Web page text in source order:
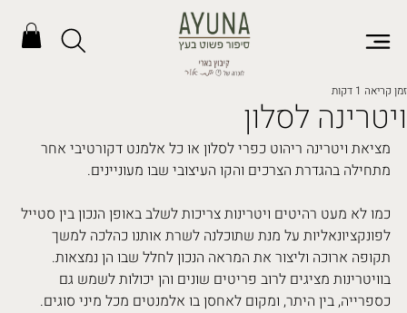
ויטרינה לסלון
זמן קריאה 1 דקות
מציאת ויטרינה ריהוט כפרי לסלון או כל אלמנט דקורטיבי אחר
מתחילה בהגדרת הצרכים והקו העיצובי שבו מעוניינים.
כמו לא מעט רהיטים ויטרינות צריכות לשלב באופן הנכון בין סטייל
לפונקציונאליות על מנת שתוכלנה לשרת אותנו כהלכה למשך
תקופה ארוכה וליצור את המראה הנכון לחלל שבו הן נמצאות.
בוויטרינות מציגים לרוב פריטים שונים והן יכולות לשמש גם
כספרייה, בין היתר, ומקום לאחסן בו אלמנטים מכל מיני סוגים.